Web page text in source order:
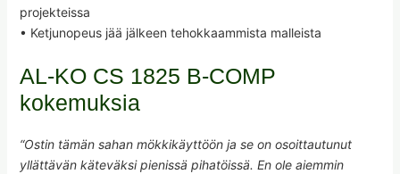
projekteissa
• Ketjunopeus jää jälkeen tehokkaammista malleista
AL-KO CS 1825 B-COMP
kokemuksia
“Ostin tämän sahan mökkikäyttöön ja se on osoittautunut
yllättävän käteväksi pienissä pihatöissä. En ole aiemmin